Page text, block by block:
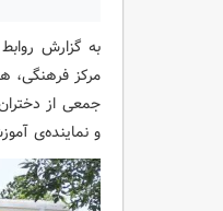
به گزارش
مرکز فرهنگی،
جمعی از
و نماینده‌ی